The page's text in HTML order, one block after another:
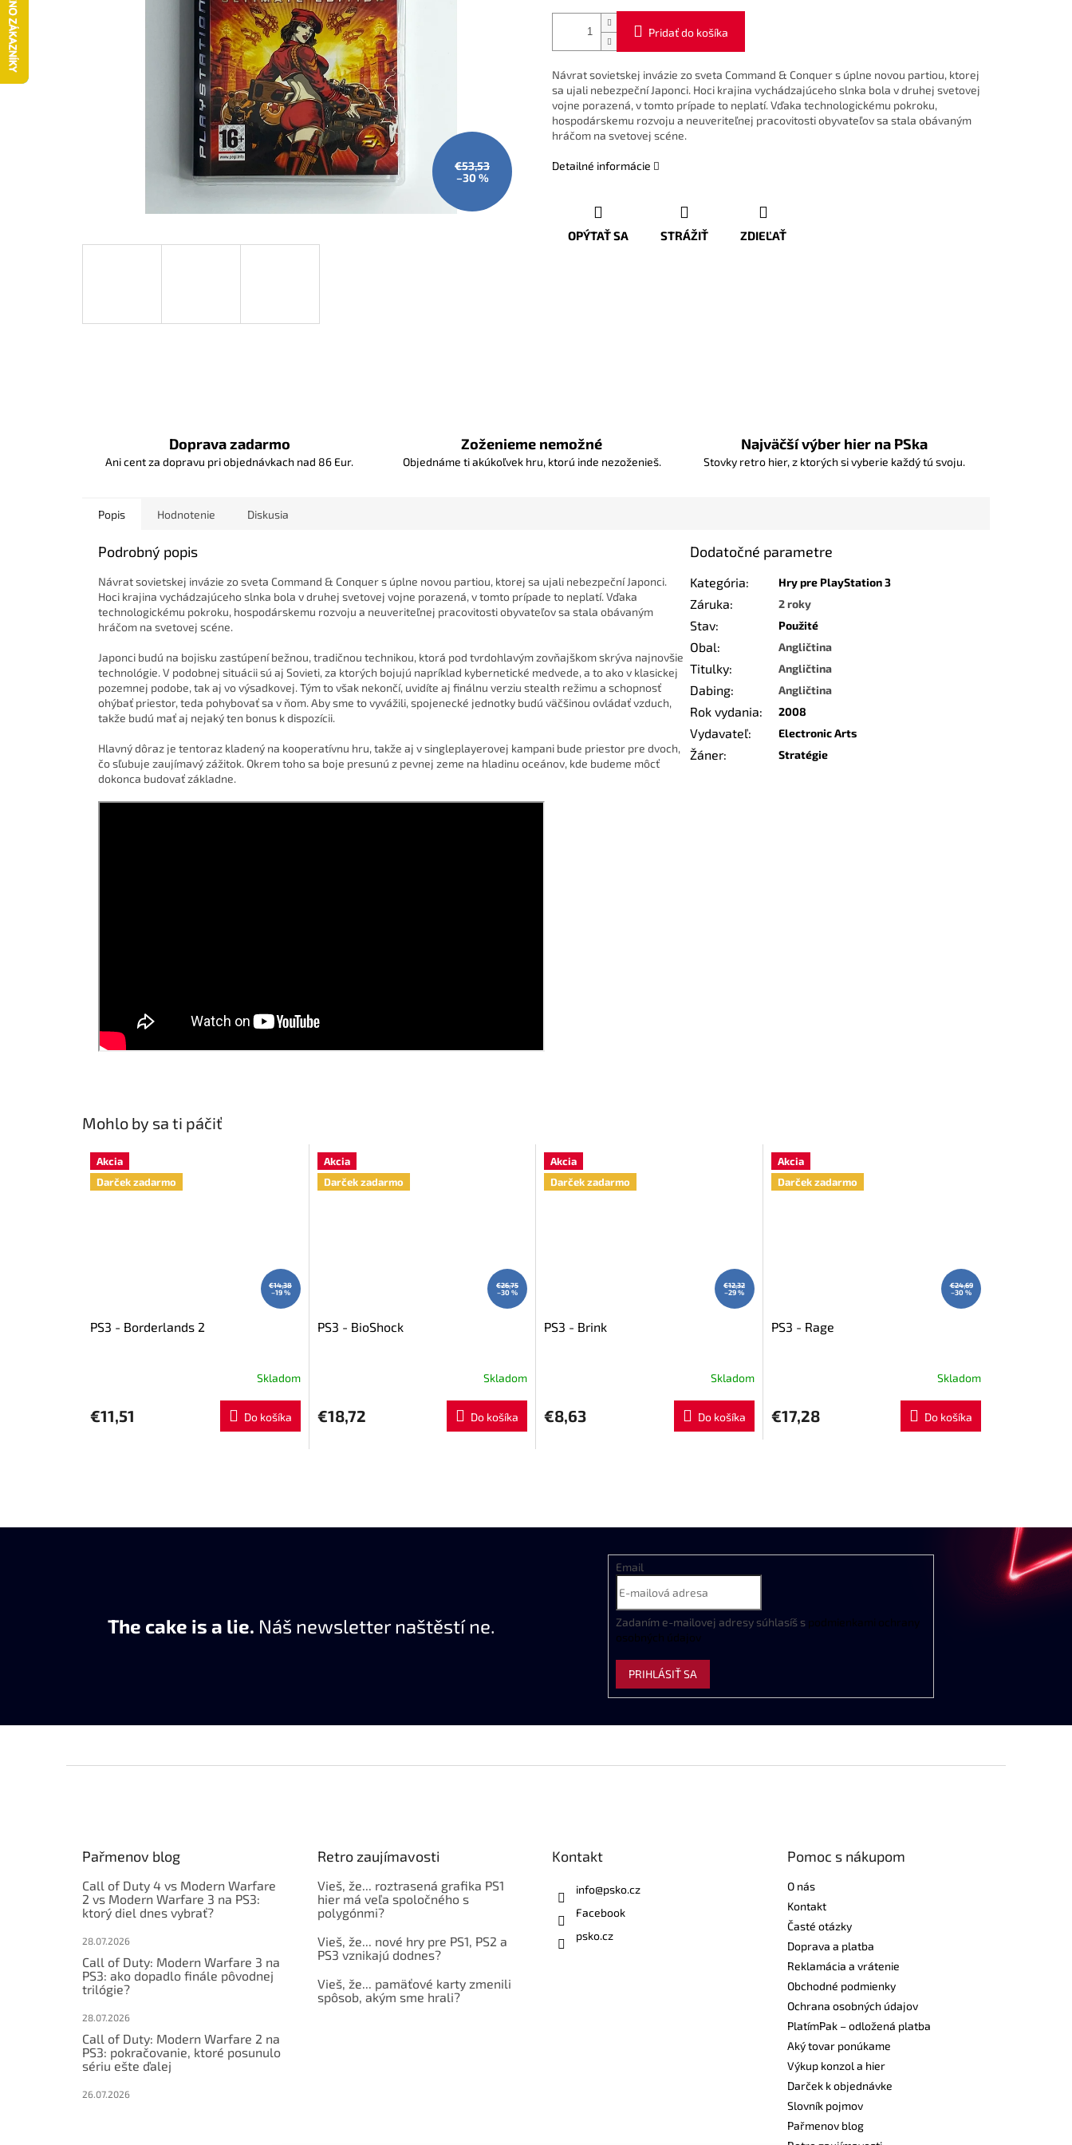
€53,53
–30 %
Pridať do košíka
Návrat sovietskej invázie zo sveta Command & Conquer s úplne novou partiou, ktorej
sa ujali nebezpeční Japonci. Hoci krajina vychádzajúceho slnka bola v druhej svetovej
vojne porazená, v tomto prípade to neplatí. Vďaka technologickému pokroku,
hospodárskemu rozvoju a neuveriteľnej pracovitosti obyvateľov sa stala obávaným
hráčom na svetovej scéne.
Detailné informácie
OPÝTAŤ SA STRÁŽIŤ ZDIEĽAŤ
Doprava zadarmo
Ani cent za dopravu pri objednávkach nad 86 Eur.
Zoženieme nemožné
Objednáme ti akúkoľvek hru, ktorú inde nezoženieš.
Najväčší výber hier na PSka
Stovky retro hier, z ktorých si vyberie každý tú svoju.
Mohlo by sa ti páčiť
Akcia
Darček zadarmo
€14,38
–19 %
PS3 - Borderlands 2
Skladom
€11,51 Do košíka
Akcia
Darček zadarmo
€26,75
–30 %
PS3 - BioShock
Skladom
€18,72 Do košíka
Akcia
Darček zadarmo
€12,32
–29 %
PS3 - Brink
Skladom
€8,63 Do košíka
Akcia
Darček zadarmo
€24,69
–30 %
PS3 - Rage
Skladom
€17,28 Do košíka
Popis Hodnotenie Diskusia
Podrobný popis
Návrat sovietskej invázie zo sveta Command & Conquer s úplne novou partiou, ktorej sa ujali nebezpeční Japonci.
Hoci krajina vychádzajúceho slnka bola v druhej svetovej vojne porazená, v tomto prípade to neplatí. Vďaka
technologickému pokroku, hospodárskemu rozvoju a neuveriteľnej pracovitosti obyvateľov sa stala obávaným
hráčom na svetovej scéne.
Japonci budú na bojisku zastúpení bežnou, tradičnou technikou, ktorá pod tvrdohlavým zovňajškom skrýva najnovšie
technológie. V podobnej situácii sú aj Sovieti, za ktorých bojujú napríklad kybernetické medvede, a to ako v klasickej
pozemnej podobe, tak aj vo výsadkovej. Tým to však nekončí, uvidíte aj finálnu verziu stealth režimu a schopnosť
ohýbať priestor, teda pohybovať sa v ňom. Aby sme to vyvážili, spojenecké jednotky budú väčšinou ovládať vzduch,
takže budú mať aj nejaký ten bonus k dispozícii.
Hlavný dôraz je tentoraz kladený na kooperatívnu hru, takže aj v singleplayerovej kampani bude priestor pre dvoch,
čo sľubuje zaujímavý zážitok. Okrem toho sa boje presunú z pevnej zeme na hladinu oceánov, kde budeme môcť
dokonca budovať základne.
Dodatočné parametre
Kategória: Hry pre PlayStation 3
Záruka: 2 roky
Stav: Použité
Obal: Angličtina
Titulky: Angličtina
Dabing: Angličtina
Rok vydania: 2008
Vydavateľ: Electronic Arts
Žáner: Stratégie
The cake is a lie. Náš newsletter naštěstí ne.
Email
Zadaním e-mailovej adresy súhlasíš s podmienkami ochrany
osobných údajov
PRIHLÁSIŤ SA
Pařmenov blog
Call of Duty 4 vs Modern Warfare
2 vs Modern Warfare 3 na PS3:
ktorý diel dnes vybrať?
28.07.2026
Call of Duty: Modern Warfare 3 na
PS3: ako dopadlo finále pôvodnej
trilógie?
28.07.2026
Call of Duty: Modern Warfare 2 na
PS3: pokračovanie, ktoré posunulo
sériu ešte ďalej
26.07.2026
Retro zaujímavosti
Vieš, že... roztrasená grafika PS1
hier má veľa spoločného s
polygónmi?
Vieš, že... nové hry pre PS1, PS2 a
PS3 vznikajú dodnes?
Vieš, že... pamäťové karty zmenili
spôsob, akým sme hrali?
Kontakt
info@psko.cz
Facebook
psko.cz
Pomoc s nákupom
O nás
Kontakt
Časté otázky
Doprava a platba
Reklamácia a vrátenie
Obchodné podmienky
Ochrana osobných údajov
PlatímPak – odložená platba
Aký tovar ponúkame
Výkup konzol a hier
Darček k objednávke
Slovník pojmov
Pařmenov blog